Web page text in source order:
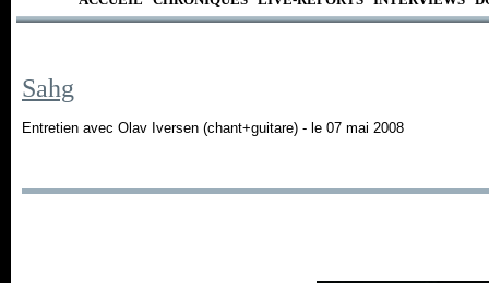
Sahg
Entretien avec Olav Iversen (chant+guitare) - le 07 mai 2008